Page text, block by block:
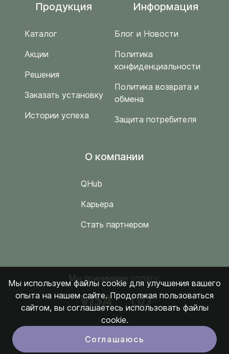
Продукция
Каталог
Акции
Решения
Заказать установку
Истории успеха
Информация
Блог и Новости
Политика
конфиденциальности
Политика возврата и
обмена
Защита потребителя
O компании
QHub
Карьера
Стать партнером
Мы принимаем оплату:
Мы используем файлы cookie для улучшения вашего
опыта на нашем сайте. Продолжая пользоваться
сайтом, вы соглашаетесь использовать файлы
cookie.
Соглашаюсь